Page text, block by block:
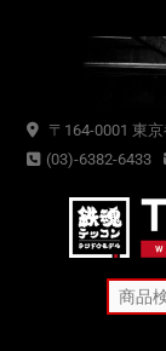
〒164-0001 東
(03)-6382-6433